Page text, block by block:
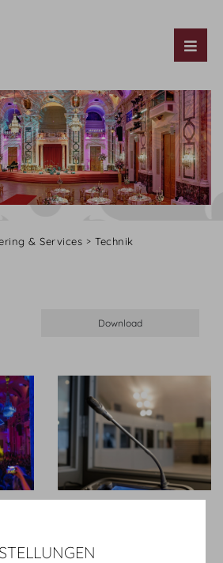
& Services Technik
im
© Bernhard AV